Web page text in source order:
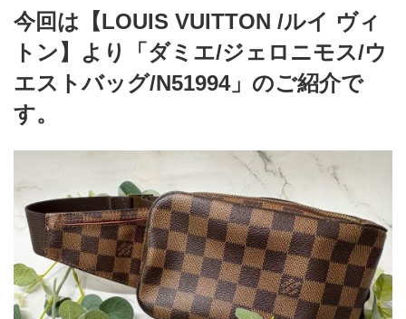
今回は【LOUIS VUITTON /ルイ ヴィ
トン】より「ダミエ/ジェロニモス/ウ
エストバッグ/N51994」のご紹介で
す。